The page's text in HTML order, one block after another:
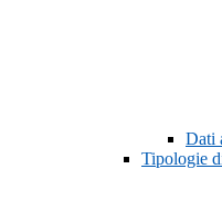
Dati
Tipologie